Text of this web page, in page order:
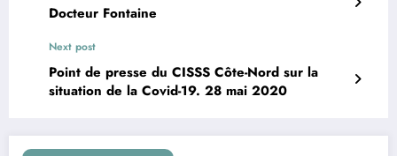
Docteur Fontaine
Next post
Point de presse du CISSS Côte-Nord sur la
situation de la Covid-19. 28 mai 2020